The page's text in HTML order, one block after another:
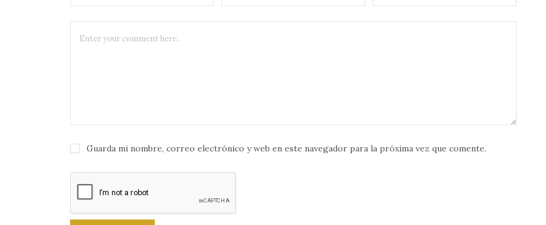
Guarda mi nombre, correo electrónico y web en este navegador para la próxima vez que comente.